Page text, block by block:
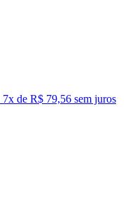
7x de R$ 79,56 sem juros